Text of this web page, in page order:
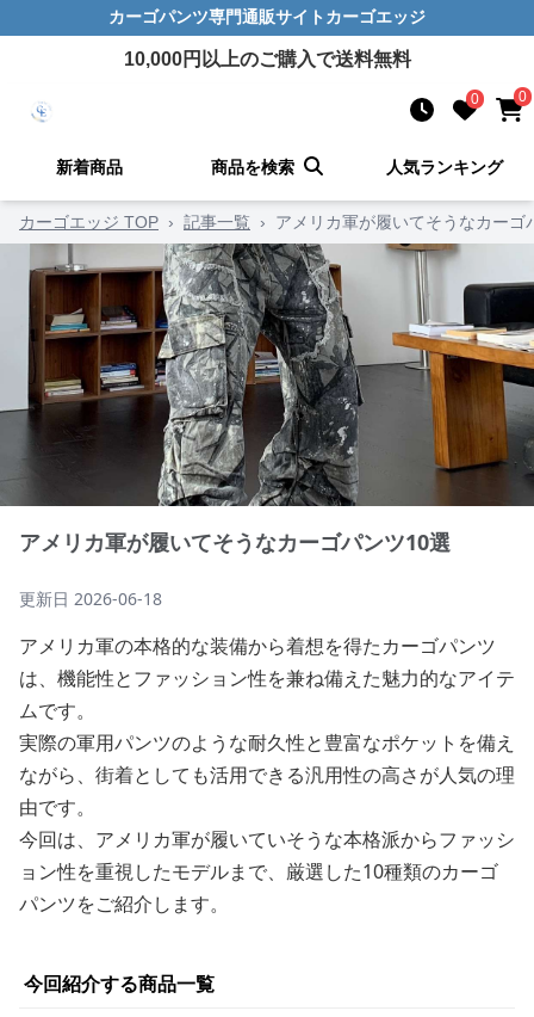
カーゴパンツ専門通販サイト カーゴエッジ
10,000円以上のご購入で送料無料
0 0
新着商品 商品を検索 人気ランキング
カーゴエッジ TOP › 記事一覧 › アメリカ軍が履いてそうなカーゴ
アメリカ軍が履いてそうなカーゴパンツ10選
更新日 2026-06-18
アメリカ軍の本格的な装備から着想を得たカーゴパンツ
は、機能性とファッション性を兼ね備えた魅力的なアイテ
ムです。
実際の軍用パンツのような耐久性と豊富なポケットを備え
ながら、街着としても活用できる汎用性の高さが人気の理
由です。
今回は、アメリカ軍が履いていそうな本格派からファッシ
ョン性を重視したモデルまで、厳選した10種類のカーゴ
パンツをご紹介します。
今回紹介する商品一覧